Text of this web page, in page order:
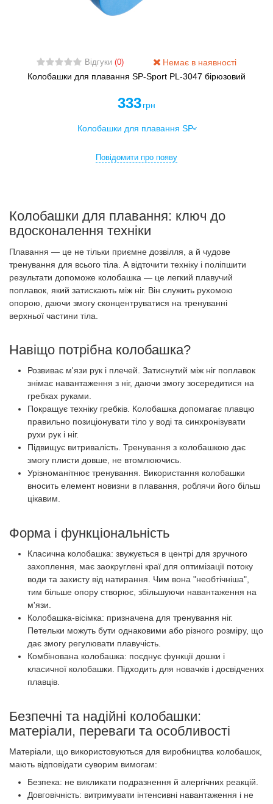
Відгуки(0)
Немає в наявності
Колобашки для плавання SP-Sport PL-3047 бірюзовий
333 грн
Повідомити про появу
Колобашки для плавання: ключ до
вдосконалення техніки
Плавання — це не тільки приємне дозвілля, а й чудове
тренування для всього тіла. А відточити техніку і поліпшити
результати допоможе колобашка — це легкий плавучий
поплавок, який затискають між ніг. Він служить рухомою
опорою, даючи змогу сконцентруватися на тренуванні
верхньої частини тіла.
Навіщо потрібна колобашка?
Розвиває м'язи рук і плечей. Затиснутий між ніг поплавок
знімає навантаження з ніг, даючи змогу зосередитися на
гребках руками.
Покращує техніку гребків. Колобашка допомагає плавцю
правильно позиціонувати тіло у воді та синхронізувати
рухи рук і ніг.
Підвищує витривалість. Тренування з колобашкою дає
змогу плисти довше, не втомлюючись.
Урізноманітнює тренування. Використання колобашки
вносить елемент новизни в плавання, роблячи його більш
цікавим.
Форма і функціональність
Класична колобашка: звужується в центрі для зручного
захоплення, має заокруглені краї для оптимізації потоку
води та захисту від натирання. Чим вона "необтічніша",
тим більше опору створює, збільшуючи навантаження на
м'язи.
Колобашка-вісімка: призначена для тренування ніг.
Петельки можуть бути однаковими або різного розміру, що
дає змогу регулювати плавучість.
Комбінована колобашка: поєднує функції дошки і
класичної колобашки. Підходить для новачків і досвідчених
плавців.
Безпечні та надійні колобашки:
матеріали, переваги та особливості
Матеріали, що використовуються для виробництва колобашок,
мають відповідати суворим вимогам:
Безпека: не викликати подразнення й алергічних реакцій.
Довговічність: витримувати інтенсивні навантаження і не